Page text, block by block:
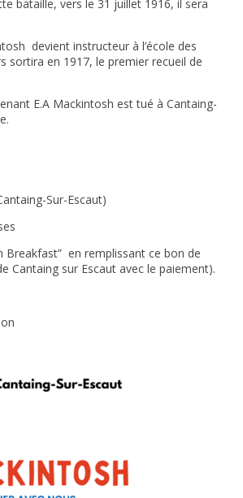
bataille, vers le 31 juillet 1916, il sera
devient instructeur à l’école des
sortira en 1917, le premier recueil de
E.A Mackintosh est tué à Cantaing-
Sur-Escaut)
Breakfast” en remplissant ce bon de
Cantaing sur Escaut avec le paiement).